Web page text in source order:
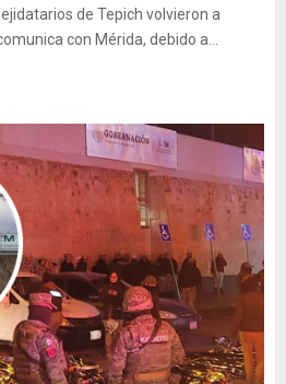
de Tepich volvieron a
con Mérida, debido a...